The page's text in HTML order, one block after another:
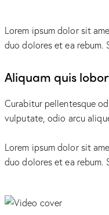
Lorem ipsum dolor sit
duo dolores et ea rebum.
Aliquam quis
Curabitur pellentesque
vulputate, odio arcu
Lorem ipsum dolor sit
duo dolores et ea rebum.